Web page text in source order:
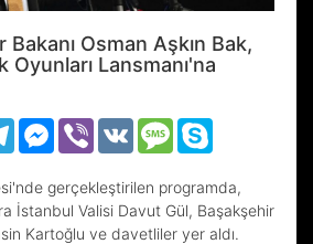
Osman Aşkın Bak,
Oyunları Lansmanı'na
TelegramMessenger
Viber VK Message
gerçekleştirilen programda,
İstanbul Valisi Davut Gül, Başakşehir
Kartoğlu ve davetliler yer aldı.